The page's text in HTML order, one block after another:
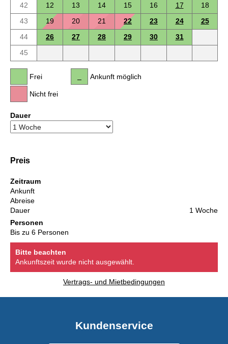
42
12 13 14 15 16 17
18
43
19 20 21 22 23 24
25
44
26 27 28 29 30
31
45
Frei
Nicht frei
Ankunft möglich
Dauer
Preis
Zeitraum
Ankunft
Abreise
Dauer
1 Woche
Personen
Bis zu 6 Personen
Bitte beachten
Ankunftszeit wurde nicht ausgewählt.
Vertrags- und Mietbedingungen
Kundenservice